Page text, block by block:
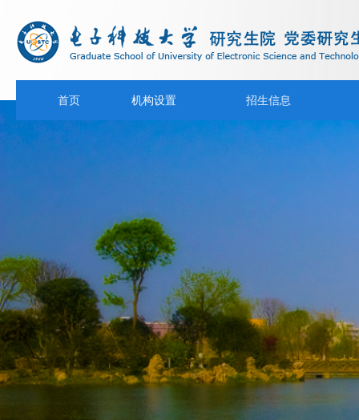
首页 机构设置 招生信息